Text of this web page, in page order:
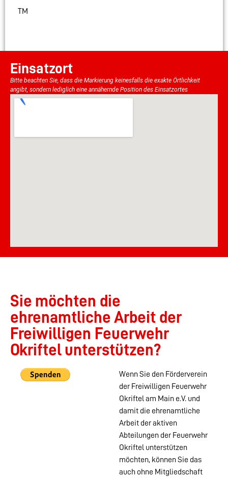
TM
Einsatzort
Bitte beachten Sie, dass die Markierung keinesfalls die exakte Örtlichkeit
angibt, sondern lediglich eine annähernde Position des Einsatzortes
Sie möchten die
ehrenamtliche Arbeit der
Freiwilligen Feuerwehr
Okriftel unterstützen?
Wenn Sie den Förderverein
der Freiwilligen Feuerwehr
Okriftel am Main e.V. und
damit die ehrenamtliche
Arbeit der aktiven
Abteilungen der Feuerwehr
Okriftel unterstützen
möchten, können Sie das
auch ohne Mitgliedschaft